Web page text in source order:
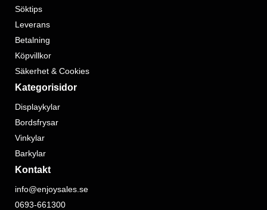
Söktips
Leverans
Betalning
Köpvillkor
Säkerhet & Cookies
Kategorisidor
Displaykylar
Bordsfrysar
Vinkylar
Barkylar
Kontakt
info@enjoysales.se
0693-661300